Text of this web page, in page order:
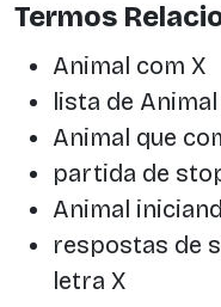
Termos
Animal com X
lista de
Animal que
partida de
Animal
respostas de
letra X